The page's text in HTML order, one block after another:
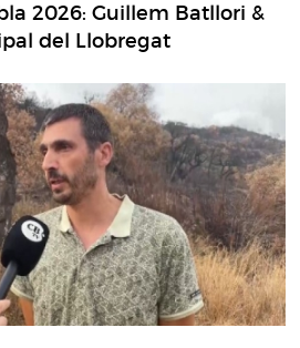
2026: Guillem Batllori &
del Llobregat